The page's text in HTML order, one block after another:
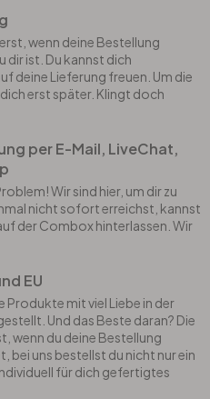
wenn deine Bestellung
dir ist. Du kannst dich
deine Lieferung freuen. Um die
erst später. Klingt doch
per E-Mail, LiveChat,
Wir sind hier, um dir zu
nicht sofort erreichst, kannst
der Combox hinterlassen. Wir
EU
Produkte mit viel Liebe in der
Und das Beste daran? Die
wenn du deine Bestellung
bei uns bestellst du nicht nur ein
für dich gefertigtes